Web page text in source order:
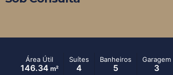
Área Útil
146.34 m²
Suítes
4
Banheiros
5
Garagem
3